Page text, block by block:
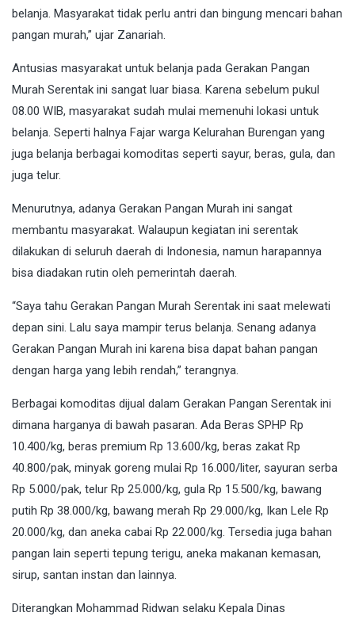
belanja. Masyarakat tidak perlu antri dan bingung mencari bahan
pangan murah,” ujar Zanariah.
Antusias masyarakat untuk belanja pada Gerakan Pangan
Murah Serentak ini sangat luar biasa. Karena sebelum pukul
08.00 WIB, masyarakat sudah mulai memenuhi lokasi untuk
belanja. Seperti halnya Fajar warga Kelurahan Burengan yang
juga belanja berbagai komoditas seperti sayur, beras, gula, dan
juga telur.
Menurutnya, adanya Gerakan Pangan Murah ini sangat
membantu masyarakat. Walaupun kegiatan ini serentak
dilakukan di seluruh daerah di Indonesia, namun harapannya
bisa diadakan rutin oleh pemerintah daerah.
“Saya tahu Gerakan Pangan Murah Serentak ini saat melewati
depan sini. Lalu saya mampir terus belanja. Senang adanya
Gerakan Pangan Murah ini karena bisa dapat bahan pangan
dengan harga yang lebih rendah,” terangnya.
Berbagai komoditas dijual dalam Gerakan Pangan Serentak ini
dimana harganya di bawah pasaran. Ada Beras SPHP Rp
10.400/kg, beras premium Rp 13.600/kg, beras zakat Rp
40.800/pak, minyak goreng mulai Rp 16.000/liter, sayuran serba
Rp 5.000/pak, telur Rp 25.000/kg, gula Rp 15.500/kg, bawang
putih Rp 38.000/kg, bawang merah Rp 29.000/kg, Ikan Lele Rp
20.000/kg, dan aneka cabai Rp 22.000/kg. Tersedia juga bahan
pangan lain seperti tepung terigu, aneka makanan kemasan,
sirup, santan instan dan lainnya.
Diterangkan Mohammad Ridwan selaku Kepala Dinas